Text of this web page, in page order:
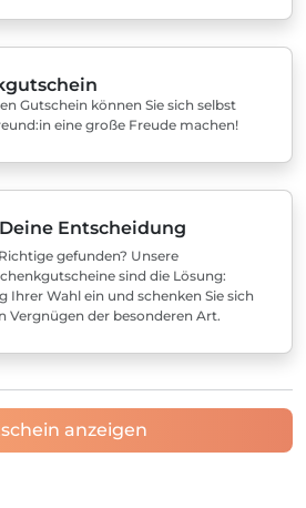
Gutschein können Sie sich selbst
eine große Freude machen!
Deine Entscheidung
gefunden? Unsere
sind die Lösung:
Ihrer Wahl ein und schenken Sie sich
Vergnügen der besonderen Art.
anzeigen